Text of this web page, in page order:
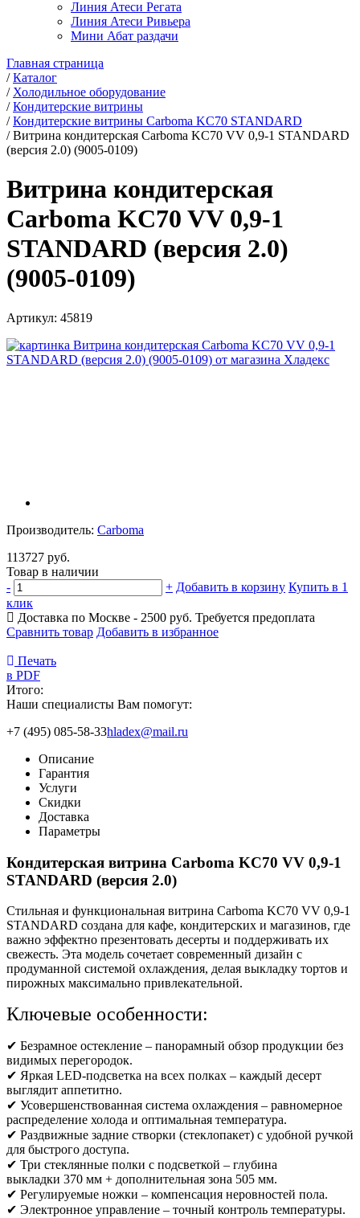
Линия Атеси Регата
Линия Атеси Ривьера
Мини Абат раздачи
Главная страница
/Каталог
/ Холодильное оборудование
/Кондитерские витрины
/Кондитерские витрины Carboma KC70 STANDARD
/Витрина кондитерская Carboma KC70 VV 0,9-1 STANDARD
(версия 2.0) (9005-0109)
Витрина кондитерская
Carboma KC70 VV 0,9-1
STANDARD (версия 2.0)
(9005-0109)
Артикул: 45819
Производитель: Carboma
113727 руб.
Товар в наличии
-
+ Добавить в корзину Купить в 1
клик
Доставка по Москве - 2500 руб. Требуется предоплата
Сравнить товар Добавить в избранное
Печать
в PDF
Итого:
Наши специалисты Вам помогут:
+7 (495) 085-58-33hladex@mail.ru
Описание
Гарантия
Услуги
Скидки
Доставка
Параметры
Кондитерская витрина Carboma KC70 VV 0,9-1
STANDARD (версия 2.0)
Стильная и функциональная витрина Carboma KC70 VV 0,9-1
STANDARD создана для кафе, кондитерских и магазинов, где
важно эффектно презентовать десерты и поддерживать их
свежесть. Эта модель сочетает современный дизайн с
продуманной системой охлаждения, делая выкладку тортов и
пирожных максимально привлекательной.
Ключевые особенности:
✔ Безрамное остекление – панорамный обзор продукции без
видимых перегородок.
✔ Яркая LED-подсветка на всех полках – каждый десерт
выглядит аппетитно.
✔ Усовершенствованная система охлаждения – равномерное
распределение холода и оптимальная температура.
✔ Раздвижные задние створки (стеклопакет) с удобной ручкой
для быстрого доступа.
✔ Три стеклянные полки с подсветкой – глубина
выкладки 370 мм + дополнительная зона 505 мм.
✔ Регулируемые ножки – компенсация неровностей пола.
✔ Электронное управление – точный контроль температуры.